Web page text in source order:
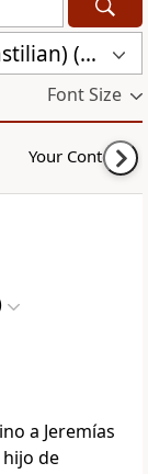
Nueva Versión Internacional (Castilian) (CST)
Font Size
Your Content
a Jeremías
hijo de